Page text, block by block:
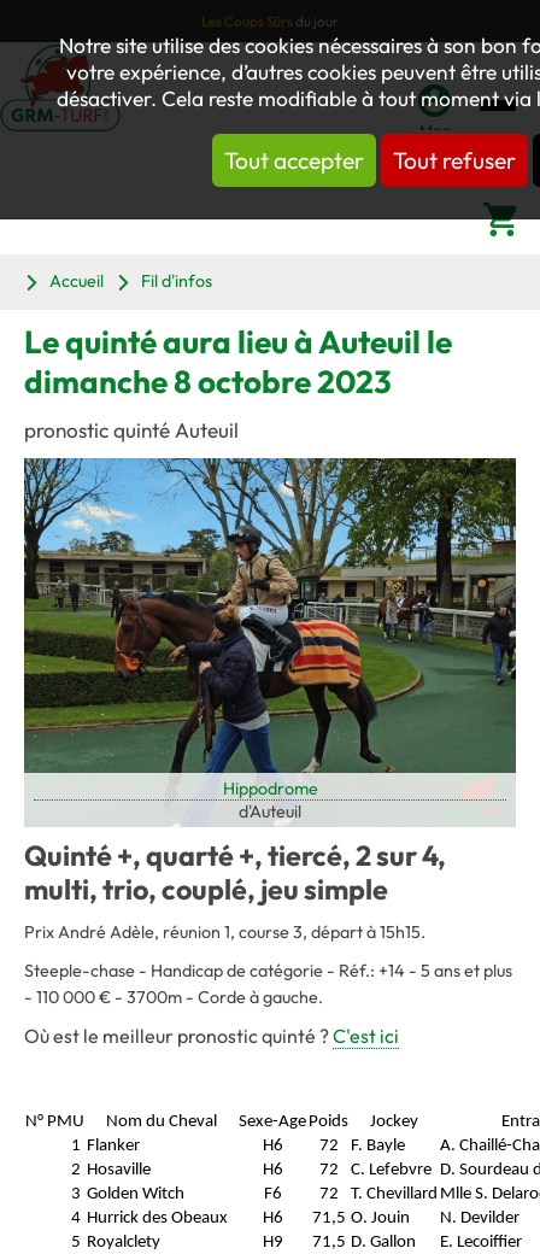
Notre site utilise des cookies nécessaires à son bon
votre expérience, d’autres cookies peuvent être
désactiver. Cela reste modifiable à tout moment via
Tout accepter Tout refuser
Les Coups Sûrs du jour
Mon
compte
Accueil
Fil d'infos
Le quinté aura lieu à Auteuil le
dimanche 8 octobre 2023
pronostic quinté Auteuil
Hippodrome
d'Auteuil
Quinté +, quarté +, tiercé, 2 sur 4,
multi, trio, couplé, jeu simple
Prix André Adèle, réunion 1, course 3, départ à 15h15.
Steeple-chase - Handicap de catégorie - Réf.: +14 - 5 ans et plus
- 110 000 € - 3700m - Corde à gauche.
Où est le meilleur pronostic quinté ?C'est ici
N° PMU Nom du Cheval Sexe-Age Poids Jockey
1 Flanker H6 72 F. Bayle
A. Chaillé-
2 Hosaville H6 72 C. Lefebvre D. Sourdeau
3 Golden Witch F6 72 T. Chevillard Mlle S.
4 Hurrick des Obeaux H6 71,5 O. Jouin
N. Devilder
5 Royalclety H9 71,5 D. Gallon
E. Lecoiffier